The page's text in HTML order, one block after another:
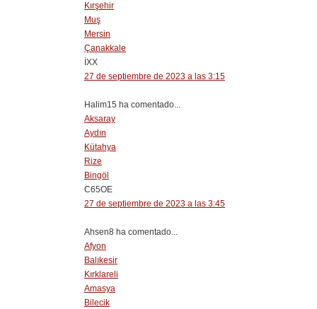
Kırşehir
Muş
Mersin
Çanakkale
İXX
27 de septiembre de 2023 a las 3:15
Halim15 ha comentado...
Aksaray
Aydın
Kütahya
Rize
Bingöl
C65OE
27 de septiembre de 2023 a las 3:45
Ahsen8 ha comentado...
Afyon
Balıkesir
Kırklareli
Amasya
Bilecik